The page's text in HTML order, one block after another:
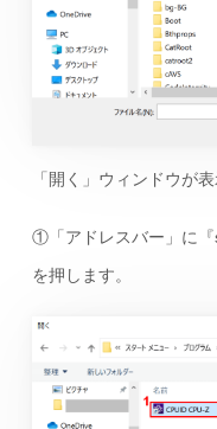
「開く」ウィンドウが
①「アドレスバー」に
を押します。